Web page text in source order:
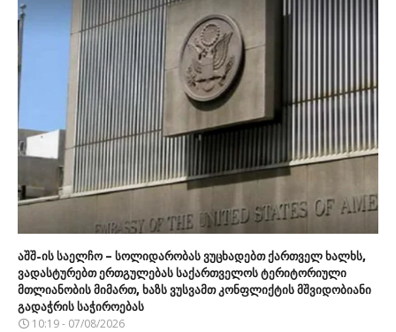
აშშ-ის საელჩო – სოლიდარობას ვუცხადებთ ქართველ ხალხს,
ვადასტურებთ ერთგულებას საქართველოს ტერიტორიული
მთლიანობის მიმართ, ხაზს ვუსვამთ კონფლიქტის მშვიდობიანი
გადაჭრის საჭიროებას
10:19 - 07/08/2026